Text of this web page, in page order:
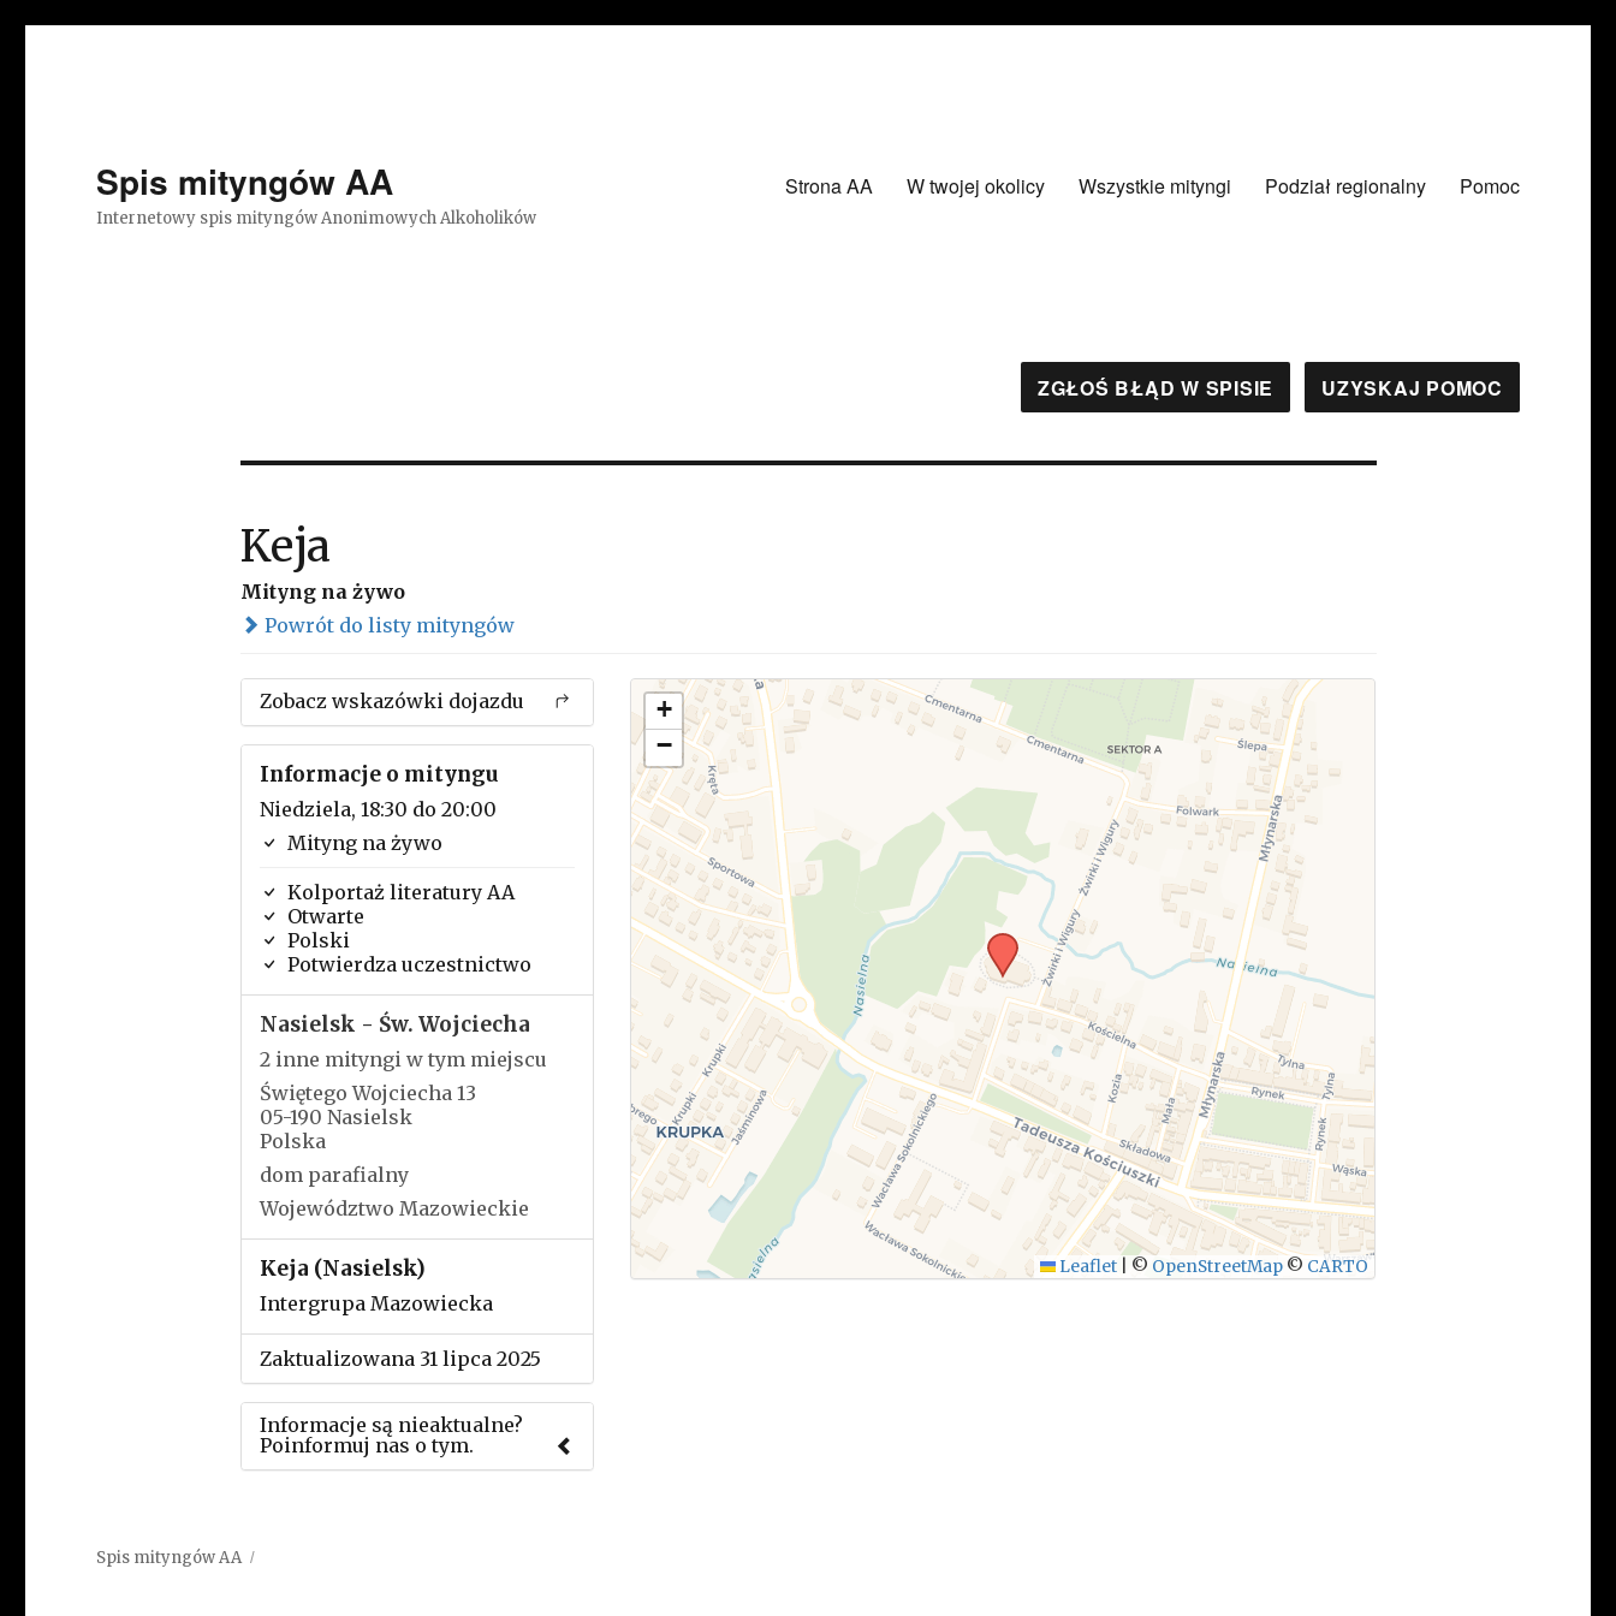
Spis mityngów AA
Internetowy spis mityngów Anonimowych Alkoholików
Strona AA W twojej okolicy Wszystkie mityngi Podział regionalny Pomoc
ZGŁOŚ BŁĄD W SPISIE UZYSKAJ POMOC
Keja
Mityng na żywo
Powrót do listy mityngów
Zobacz wskazówki dojazdu
Informacje o mityngu
Niedziela, 18:30 do 20:00
Mityng na żywo
Kolportaż literatury AA
Otwarte
Polski
Potwierdza uczestnictwo
Nasielsk - Św. Wojciecha
2 inne mityngi w tym miejscu
Świętego Wojciecha 13
05-190 Nasielsk
Polska
dom parafialny
Województwo Mazowieckie
Keja (Nasielsk)
Intergrupa Mazowiecka
Zaktualizowana 31 lipca 2025
Informacje są nieaktualne?
Poinformuj nas o tym.
+
−
Leaflet © OpenStreetMap © CARTO
Spis mityngów AA